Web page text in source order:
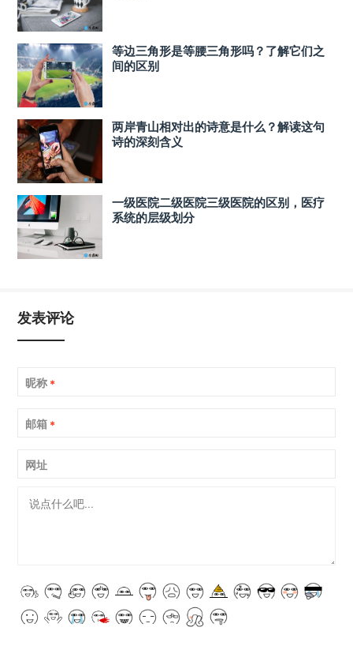
等边三角形是等腰三角形吗？了解它们之
间的区别
两岸青山相对出的诗意是什么？解读这句
诗的深刻含义
一级医院二级医院三级医院的区别，医疗
系统的层级划分
发表评论
昵称 *
邮箱 *
网址